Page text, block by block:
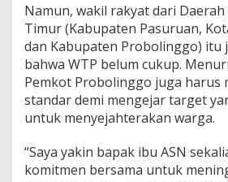
Namun, wakil rakyat dari Daerah
Timur (Kabupaten Pasuruan,
dan Kabupaten Probolinggo) itu
bahwa WTP belum cukup.
Pemkot Probolinggo juga harus
standar demi mengejar target
untuk menyejahterakan warga.
“Saya yakin bapak ibu ASN
komitmen bersama untuk